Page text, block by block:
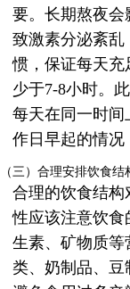
要。长期熬夜会
致激素分泌紊乱
惯，保证每天充
少于7-8小时。
每天在同一时间
作日早起的情况
（三）合理安排饮食结
合理的饮食结
性应该注意饮食
生素、矿物质等
类、奶制品、